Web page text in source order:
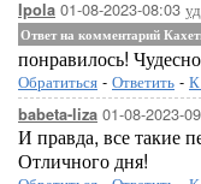
Ipola 01-08-2023-08:03
Ответ на комментарий
понравилось!
Обратиться - Ответить - К
babeta-liza 01-08-2023-
И правда, все такие
Отличного дня!